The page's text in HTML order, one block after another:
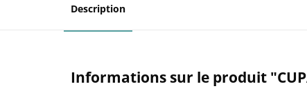
Description
Informations sur le produit